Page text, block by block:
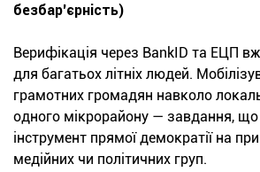
безбар'єрність)
Верифікація через BankID та ЕЦП
для багатьох літніх людей.
грамотних громадян навколо
одного мікрорайону — завдання,
інструмент прямої демократії на
медійних чи політичних груп.